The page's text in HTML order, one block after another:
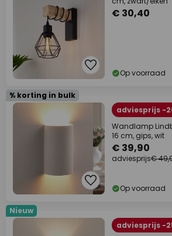
€ 30,40
Op voorraad
% korting in bulk
adviesprijs -
Wandlamp
16 cm, gips, wit
€ 39,90
adviesprijs€
Op voorraad
Nieuw
adviesprijs -